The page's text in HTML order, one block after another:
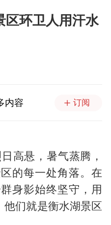
区环卫人用汗水
内容 订阅
高悬，暑气蒸腾，
的每一处角落。在
身影始终坚守，用
他们就是衡水湖景区